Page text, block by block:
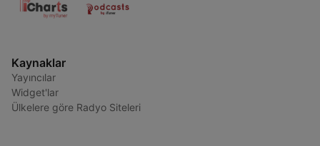
Kaynaklar
Yayıncılar
Widget'lar
Ülkelere göre Radyo Siteleri